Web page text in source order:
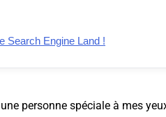
Search Engine Land !
personne spéciale à mes